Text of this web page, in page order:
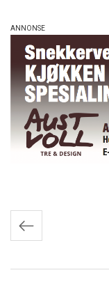
Innleggnavigasjon